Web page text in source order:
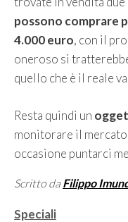
possono comprare
4.000 euro, con il
oneroso si
quello che è il reale
Resta quindi un
monitorare il
occasione puntarci
Scritto da Filippo
Categorie
Speciali